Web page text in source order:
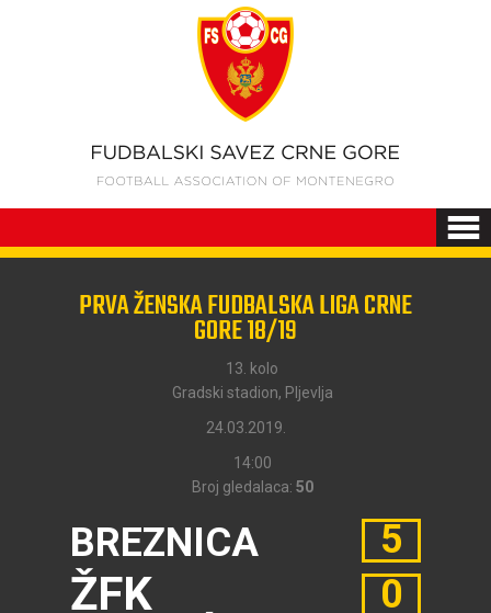
PRVA ŽENSKA FUDBALSKA LIGA CRNE
GORE 18/19
13. kolo
Gradski stadion, Pljevlja
24.03.2019.
14:00
Broj gledalaca: 50
BREZNICA
ŽFK
5
0